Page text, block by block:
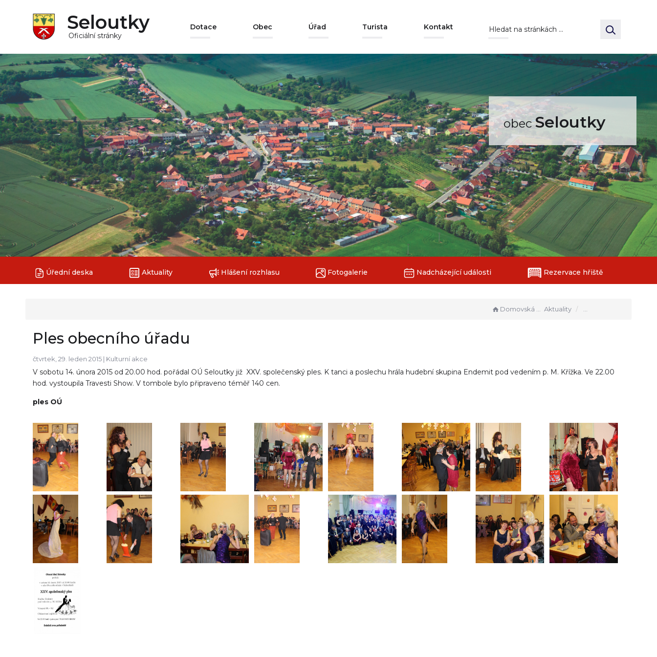
Seloutky
Oficiální stránky
Dotace Obec Úřad Turista Kontakt
obecSeloutky
Úřední deska Aktuality Hlášení rozhlasu Fotogalerie Nadcházející události Rezervace hřiště
Domovská stránka Aktuality
Ples obecního úřadu
čtvrtek, 29. leden 2015 | Kulturní akce
V sobotu 14. února 2015 od 20.00 hod. pořádal OÚ Seloutky již XXV. společenský ples. K tanci a poslechu hrála hudební skupina Endemit pod vedením p. M. Křížka. Ve 22.00
hod. vystoupila Travesti Show. V tombole bylo připraveno téměř 140 cen.
ples OÚ